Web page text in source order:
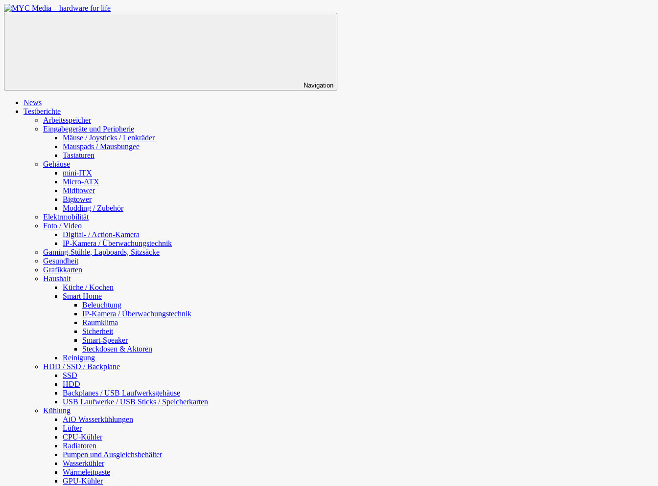
Zum
Inhalt
Navigation
News
Testberichte
Arbeitsspeicher
Eingabegeräte und Peripherie
Mäuse / Joysticks / Lenkräder
Mauspads / Mausbungee
Tastaturen
Gehäuse
mini-ITX
Micro-ATX
Miditower
Bigtower
Modding / Zubehör
Elektrmobilität
Foto / Video
Digital- / Action-Kamera
IP-Kamera / Überwachungstechnik
Gaming-Stühle, Lapboards, Sitzsäcke
Gesundheit
Grafikkarten
Haushalt
Küche / Kochen
Smart Home
Beleuchtung
IP-Kamera / Überwachungstechnik
Raumklima
Sicherheit
Smart-Speaker
Steckdosen & Aktoren
Reinigung
HDD / SSD / Backplane
SSD
HDD
Backplanes / USB Laufwerksgehäuse
USB Laufwerke / USB Sticks / Speicherkarten
Kühlung
AiO Wasserkühlungen
Lüfter
CPU-Kühler
Radiatoren
Pumpen und Ausgleichsbehälter
Wasserkühler
Wärmeleitpaste
GPU-Kühler